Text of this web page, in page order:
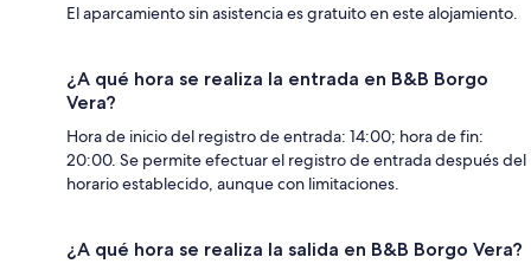
El aparcamiento sin asistencia es gratuito en este alojamiento.
¿A qué hora se realiza la entrada en B&B Borgo
Vera?
Hora de inicio del registro de entrada: 14:00; hora de fin:
20:00. Se permite efectuar el registro de entrada después del
horario establecido, aunque con limitaciones.
¿A qué hora se realiza la salida en B&B Borgo Vera?